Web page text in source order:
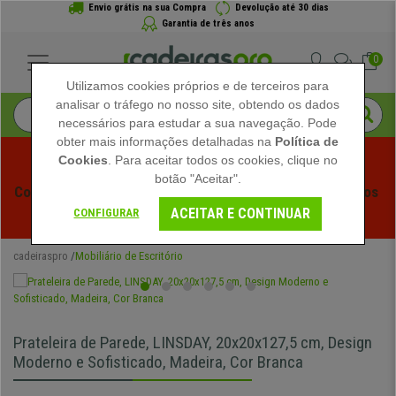
Envio grátis na sua Compra
Devolução até 30 dias
Garantia de três anos
0
Começam os Saldos de Verão em Cadeiraspro! Descontos
Exclusivos por Tempo Limitado - Ver Promoção
cadeiraspro Mobiliário de Escritório
Prateleira de Parede, LINSDAY, 20x20x127,5 cm, Design
Moderno e Sofisticado, Madeira, Cor Branca
Utilizamos cookies próprios e de terceiros para
analisar o tráfego no nosso site, obtendo os dados
necessários para estudar a sua navegação. Pode
obter mais informações detalhadas na Política de
Cookies . Para aceitar todos os cookies, clique no
botão "Aceitar".
CONFIGURAR ACEITAR E CONTINUAR